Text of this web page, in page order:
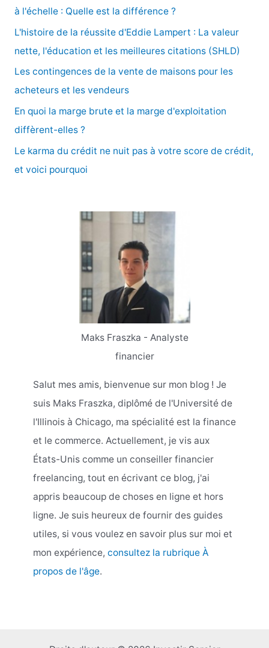
r
à l'échelle : Quelle est la différence ?
L'histoire de la réussite d'Eddie Lampert : La valeur
nette, l'éducation et les meilleures citations (SHLD)
Les contingences de la vente de maisons pour les
acheteurs et les vendeurs
En quoi la marge brute et la marge d'exploitation
diffèrent-elles ?
Le karma du crédit ne nuit pas à votre score de crédit,
et voici pourquoi
Maks Fraszka - Analyste
financier
Salut mes amis, bienvenue sur mon blog ! Je
suis Maks Fraszka, diplômé de l'Université de
l'Illinois à Chicago, ma spécialité est la finance
et le commerce. Actuellement, je vis aux
États-Unis comme un conseiller financier
freelancing, tout en écrivant ce blog, j'ai
appris beaucoup de choses en ligne et hors
ligne. Je suis heureux de fournir des guides
utiles, si vous voulez en savoir plus sur moi et
mon expérience, consultez la rubrique À
propos de l'âge.